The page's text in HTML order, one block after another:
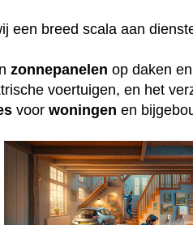
een breed scala aan
zonnepanelen op daken
voertuigen, en het
voorwoningen en